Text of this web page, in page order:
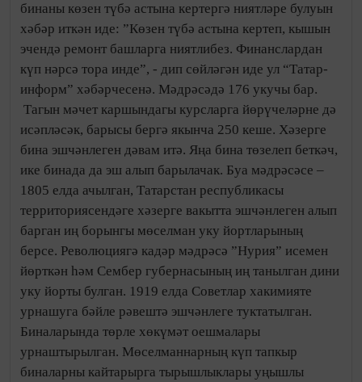
бинаны көзен түбә астына кертергә ниятләре булуын
хәбәр иткән иде: ”Көзен түбә астына кертеп, кышын
эчендә ремонт башларга ниятлибез. Финанслардан
күп нәрсә тора инде”, - дип сөйләгән иде ул “Татар-
информ” хәбәрчесенә. Мәдрәсәдә 176 укучы бар.
Тагын мәчет каршындагы курсларга йөрүчеләрне дә
исәпләсәк, барысы бергә якынча 250 кеше. Хәзерге
бина эшчәнлеген дәвам итә. Яңа бина төзелеп беткәч,
ике бинада да эш алып барылачак. Буа мәдрәсәсе –
1805 елда ачылган, Татарстан республикасы
территориясендәге хәзерге вакытта эшчәнлеген алып
барган иң борынгы мөселман уку йортларының
берсе. Революциягә кадәр мәдрәсә ”Нурия” исемен
йөрткән һәм Сембер губернасының иң танылган дини
уку йорты булган. 1919 елда Советлар хакимияте
урнашуга бәйле рәвештә эшчәнлеге туктатылган.
Биналарында төрле хөкүмәт оешмалары
урнаштырылган. Мөселманнарның күп тапкыр
биналарны кайтарырга тырышлыклары уңышлы